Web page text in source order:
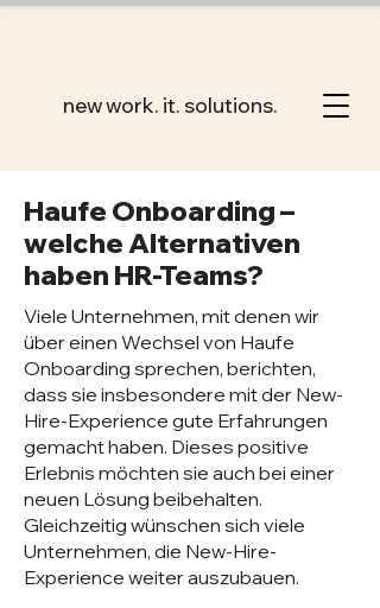
new work. it. solutions.
Haufe Onboarding –
welche Alternativen
haben HR-Teams?
Viele Unternehmen, mit denen wir
über einen Wechsel von Haufe
Onboarding sprechen, berichten,
dass sie insbesondere mit der New-
Hire-Experience gute Erfahrungen
gemacht haben. Dieses positive
Erlebnis möchten sie auch bei einer
neuen Lösung beibehalten.
Gleichzeitig wünschen sich viele
Unternehmen, die New-Hire-
Experience weiter auszubauen.